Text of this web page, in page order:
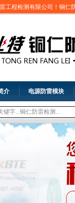
工程检测有限公司！铜
介 电源防雷模块